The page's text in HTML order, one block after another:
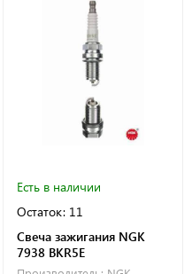
Есть в наличии
Остаток: 11
Свеча зажигания NGK
7938 BKR5E